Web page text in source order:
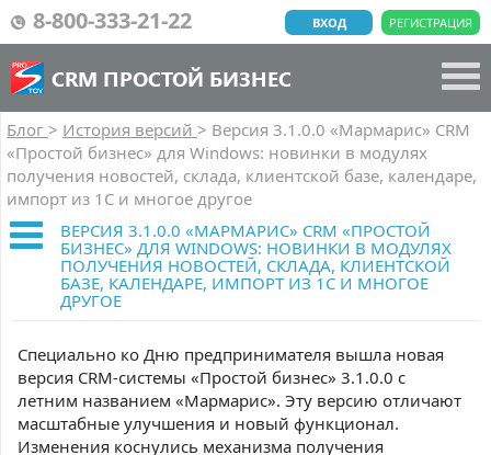
8-800-333-21-22 РЕГИСТРАЦИЯ
ВХОД
CRM ПРОСТОЙ БИЗНЕС
Блог > История версий > Версия 3.1.0.0 «Мармарис» CRM
«Простой бизнес» для Windows: новинки в модулях
получения новостей, склада, клиентской базе, календаре,
импорт из 1С и многое другое
ВЕРСИЯ 3.1.0.0 «МАРМАРИС» CRM «ПРОСТОЙ
БИЗНЕС» ДЛЯ WINDOWS: НОВИНКИ В МОДУЛЯХ
ПОЛУЧЕНИЯ НОВОСТЕЙ, СКЛАДА, КЛИЕНТСКОЙ
БАЗЕ, КАЛЕНДАРЕ, ИМПОРТ ИЗ 1С И МНОГОЕ
ДРУГОЕ
Специально ко Дню предпринимателя вышла новая
версия CRM-системы «Простой бизнес» 3.1.0.0 с
летним названием «Мармарис». Эту версию отличают
масштабные улучшения и новый функционал.
Изменения коснулись механизма получения